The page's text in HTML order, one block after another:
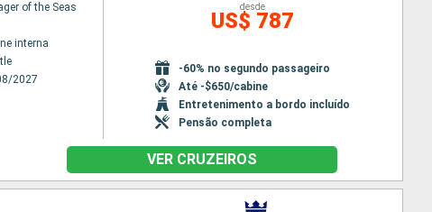
of the Seas
interna
2027
desde
US$ 787
-60% no segundo passageiro
Até -$650/cabine
Entretenimento a bordo incluído
Pensão completa
VER CRUZEIROS